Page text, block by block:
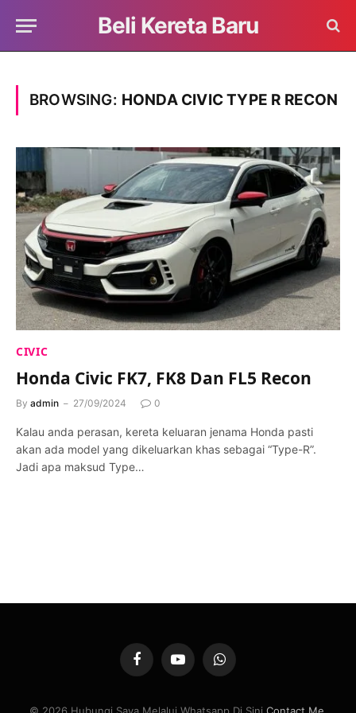
Beli Kereta Baru
BROWSING: HONDA CIVIC TYPE R RECON
CIVIC
Honda Civic FK7, FK8 Dan FL5 Recon
By admin 27/09/2024 0
Kalau anda perasan, kereta keluaran jenama Honda pasti
akan ada model yang dikeluarkan khas sebagai “Type-R”.
Jadi apa maksud Type…
FacebookYouTubeWhatsApp
© 2026 Hubungi Saya Melalui Whatsapp Di Sini Contact Me